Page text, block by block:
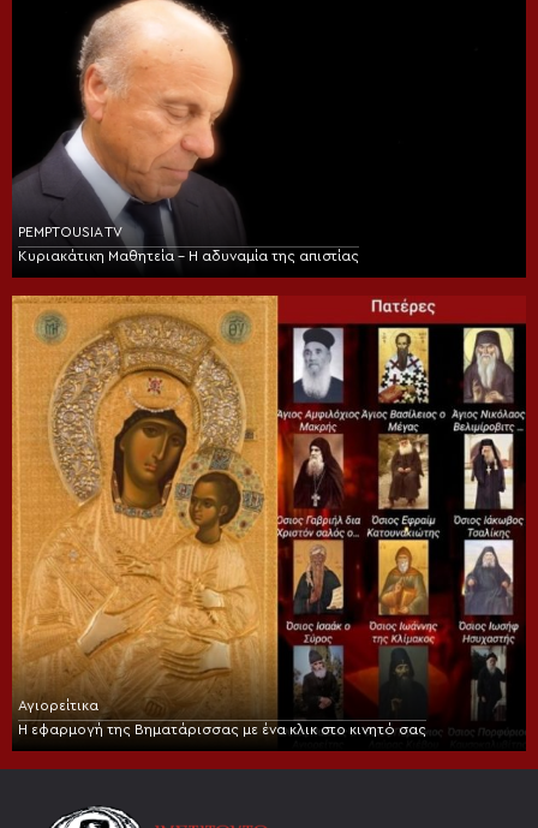
PEMPTOUSIA TV
Κυριακάτικη Μαθητεία – Η αδυναμία της απιστίας
Αγιορείτικα
Η εφαρμογή της Βηματάρισσας με ένα κλικ στο κινητό σας